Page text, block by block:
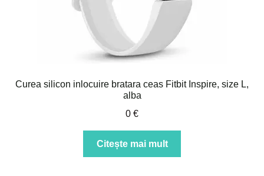
Curea silicon inlocuire bratara ceas Fitbit Inspire, size L,
alba
0 €
Citește mai mult